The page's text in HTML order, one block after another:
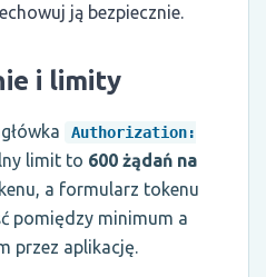
ją bezpiecznie.
i limity
Authorization:
limit to 600 żądań na
a formularz tokenu
pomiędzy minimum a
przez aplikację.